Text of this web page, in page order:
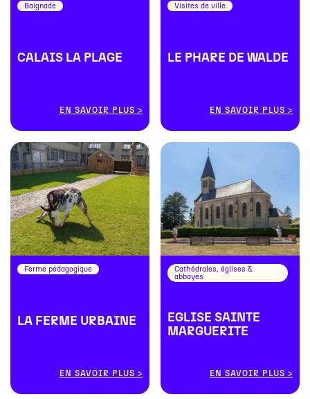
Baignade
CALAIS LA PLAGE
EN SAVOIR PLUS
Visites de ville
LE PHARE DE WALDE
EN SAVOIR PLUS
Ferme pédagogique
LA FERME URBAINE
EN SAVOIR PLUS
Cathédrales, églises &
abbayes
EGLISE SAINTE
MARGUERITE
EN SAVOIR PLUS
#